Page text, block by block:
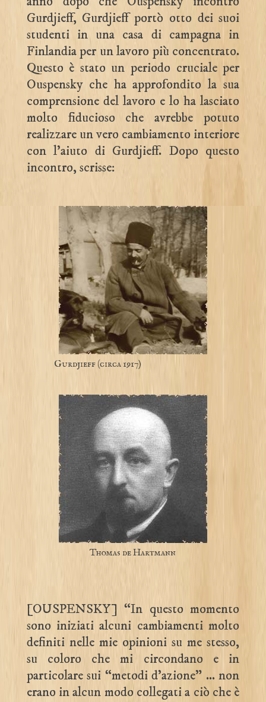
Gurdjieff, Gurdjieff portò otto dei suoi
studenti in una casa di campagna in
Finlandia per un lavoro più concentrato.
Questo è stato un periodo cruciale per
Ouspensky che ha approfondito la sua
comprensione del lavoro e lo ha lasciato
molto fiducioso che avrebbe potuto
realizzare un vero cambiamento interiore
con l’aiuto di Gurdjieff. Dopo questo
incontro, scrisse:
Gurdjieff (circa 1917)
Thomas de Hartmann
[OUSPENSKY] “In questo momento
sono iniziati alcuni cambiamenti molto
definiti nelle mie opinioni su me stesso,
su coloro che mi circondano e in
particolare sui “metodi d’azione” … non
erano in alcun modo collegati a ciò che è